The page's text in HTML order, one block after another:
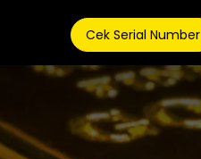
Cek Serial Number